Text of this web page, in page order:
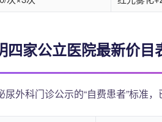
四家公立医院最新价目
尿外科门诊公示的“自费患者”标准